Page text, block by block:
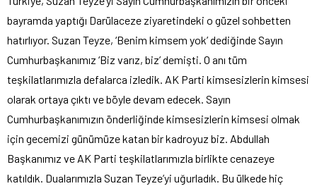
bayramda yaptığı Darülaceze ziyaretindeki o güzel sohbetten
hatırlıyor. Suzan Teyze, ‘Benim kimsem yok’ dediğinde Sayın
Cumhurbaşkanımız ‘Biz varız, biz’ demişti. O anı tüm
teşkilatlarımızla defalarca izledik. AK Parti kimsesizlerin kimsesi
olarak ortaya çıktı ve böyle devam edecek. Sayın
Cumhurbaşkanımızın önderliğinde kimsesizlerin kimsesi olmak
için gecemizi günümüze katan bir kadroyuz biz. Abdullah
Başkanımız ve AK Parti teşkilatlarımızla birlikte cenazeye
katıldık. Dualarımızla Suzan Teyze’yi uğurladık. Bu ülkede hiç